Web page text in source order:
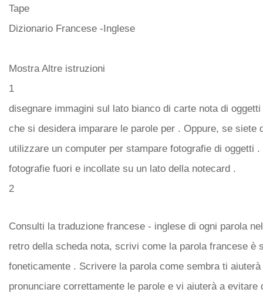
Tape
Dizionario Francese -Inglese
Mostra Altre istruzioni
1
disegnare immagini sul lato bianco di carte nota di
che si desidera imparare le parole per . Oppure, se siete
utilizzare un computer per stampare fotografie di oggetti .
fotografie fuori e incollate su un lato della notecard .
2
Consulti la traduzione francese - inglese di ogni parola
retro della scheda nota, scrivi come la parola francese è
foneticamente . Scrivere la parola come sembra ti
pronunciare correttamente le parole e vi aiuterà a evitare